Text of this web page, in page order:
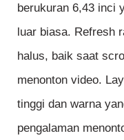
berukuran 6,43 inci
luar biasa. Refresh
halus, baik saat
menonton video.
tinggi dan warna
pengalaman